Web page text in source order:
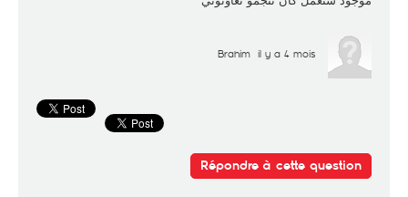
Brahim il y a 4 mois
Répondre à cette question